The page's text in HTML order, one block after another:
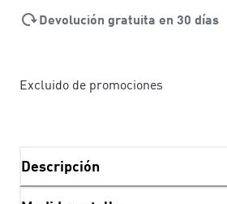
Devolución gratuita en 30 días
Excluido de promociones
Descripción